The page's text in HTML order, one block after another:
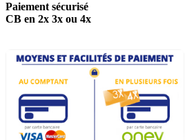
Paiement sécurisé
CB en 2x 3x ou 4x